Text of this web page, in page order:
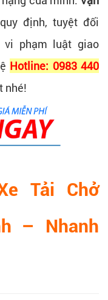
định, tuyệt đối
vi phạm luật giao
Hotline: 0983 440
nhé!
Tải Chở
– Nhanh